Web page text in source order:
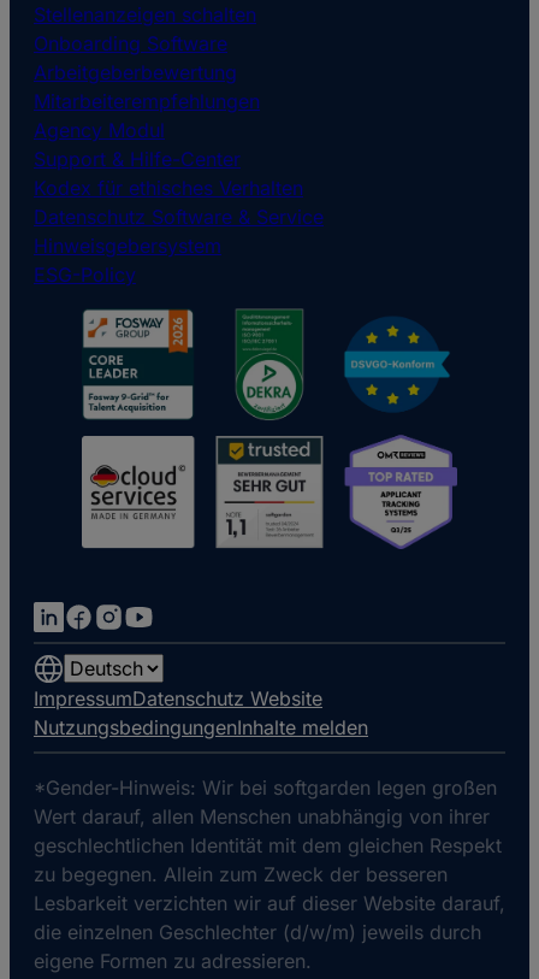
Stellenanzeigen schalten
Onboarding Software
Arbeitgeberbewertung
Mitarbeiterempfehlungen
Agency Modul
Support & Hilfe-Center
Kodex für ethisches Verhalten
Datenschutz Software & Service
Hinweisgebersystem
ESG-Policy
Choose
a
language
ImpressumDatenschutz Website
NutzungsbedingungenInhalte melden
*Gender-Hinweis: Wir bei softgarden legen großen
Wert darauf, allen Menschen unabhängig von ihrer
geschlechtlichen Identität mit dem gleichen Respekt
zu begegnen. Allein zum Zweck der besseren
Lesbarkeit verzichten wir auf dieser Website darauf,
die einzelnen Geschlechter (d/w/m) jeweils durch
eigene Formen zu adressieren.